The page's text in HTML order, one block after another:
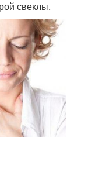
свеклы.